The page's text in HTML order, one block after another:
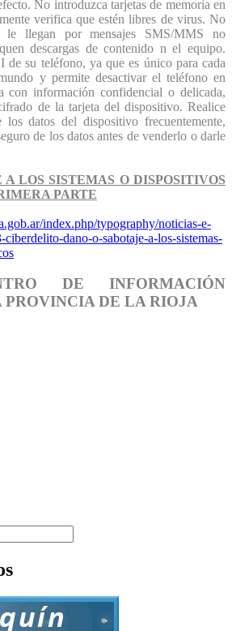
No introduzca tarjetas de memoria en
verifica que estén libres de virus. No
le llegan por mensajes SMS/MMS no
descargas de contenido n el equipo.
su teléfono, ya que es único para cada
y permite desactivar el teléfono en
con información confidencial o delicada,
de la tarjeta del dispositivo. Realice
los datos del dispositivo frecuentemente,
de los datos antes de venderlo o darle
LOS SISTEMAS O DISPOSITIVOS
PARTE
index.php/typography/noticias-e-
dano-o-sabotaje-a-los-sistemas-
DE INFORMACIÓN
DE LA RIOJA